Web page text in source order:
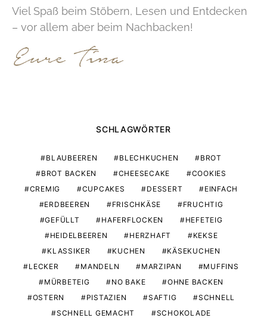
Viel Spaß beim Stöbern, Lesen und Entdecken
– vor allem aber beim Nachbacken!
SCHLAGWÖRTER
BLAUBEEREN BLECHKUCHEN
BROT
BROT BACKEN
CHEESECAKE
COOKIES
CREMIG
CUPCAKES DESSERT
EINFACH
ERDBEEREN
FRISCHKÄSE
FRUCHTIG
GEFÜLLT
HAFERFLOCKEN
HEFETEIG
HEIDELBEEREN
HERZHAFT
KEKSE
KLASSIKER
KUCHEN
KÄSEKUCHEN
LECKER
MANDELN MARZIPAN
MUFFINS
MÜRBETEIG
NO BAKE
OHNE BACKEN
OSTERN
PISTAZIEN SAFTIG
SCHNELL
SCHNELL GEMACHT
SCHOKOLADE